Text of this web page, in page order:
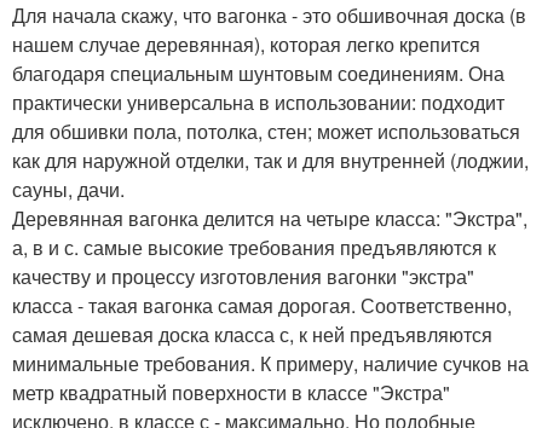
Для начала скажу, что вагонка - это обшивочная доска (в
нашем случае деревянная), которая легко крепится
благодаря специальным шунтовым соединениям. Она
практически универсальна в использовании: подходит
для обшивки пола, потолка, стен; может использоваться
как для наружной отделки, так и для внутренней (лоджии,
сауны, дачи.
Деревянная вагонка делится на четыре класса: "Экстра",
а, в и с. самые высокие требования предъявляются к
качеству и процессу изготовления вагонки "экстра"
класса - такая вагонка самая дорогая. Соответственно,
самая дешевая доска класса с, к ней предъявляются
минимальные требования. К примеру, наличие сучков на
метр квадратный поверхности в классе "Экстра"
исключено, в классе с - максимально. Но подобные